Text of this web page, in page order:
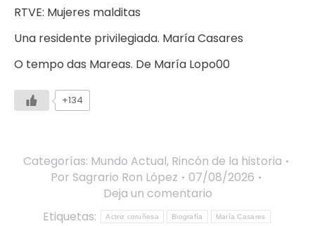
RTVE: Mujeres malditas
Una residente privilegiada. María Casares
O tempo das Mareas. De María Lopo00
+134
Categorías: Mundo Actual, Rincón de la historia
Por Sagrario Ron López
07/08/2026
Deja un comentario
Etiquetas:
Actriz coruñesa Biografía María Casares